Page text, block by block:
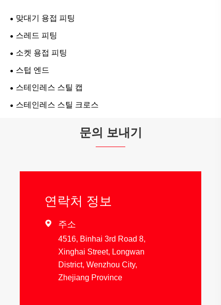
맞대기 용접 피팅
스레드 피팅
소켓 용접 피팅
스텁 엔드
스테인레스 스틸 캡
스테인레스 스틸 크로스
문의 보내기
연락처 정보
 주소
4516, Binhai 3rd Road 8,
Xinghai Street, Longwan
District, Wenzhou City,
Zhejiang Province